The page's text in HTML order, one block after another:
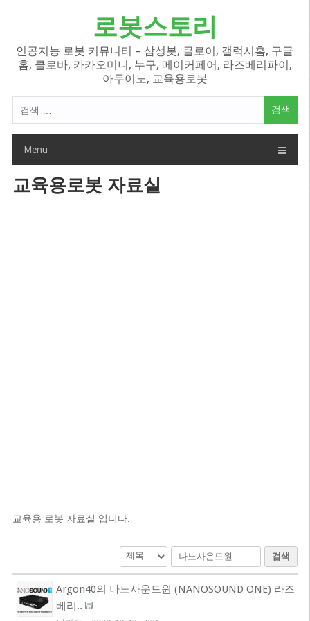
로봇스토리
인공지능 로봇 커뮤니티 – 삼성봇, 클로이, 갤럭시홈, 구글
홈, 클로바, 카카오미니, 누구, 메이커페어, 라즈베리파이,
아두이노, 교육용로봇
색
Menu
교육용로봇 자료실
교육용 로봇 자료실 입니다.
검색
Argon40의 나노사운드원 (NANOSOUND ONE) 라즈
베리..